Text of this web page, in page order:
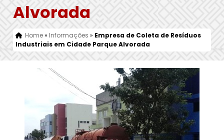
Alvorada
Home» Informações » Empresa de Coleta de Resíduos
Industriais em Cidade Parque Alvorada